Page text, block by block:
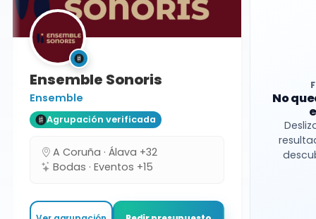
Ensemble Sonoris
Ensemble
Agrupación verificada
A Coruña · Álava +32
Bodas · Eventos +15
No